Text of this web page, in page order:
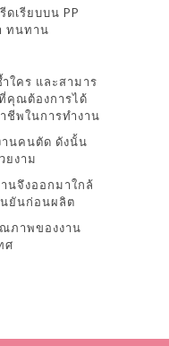
ดเรียบบน PP
ทนทาน
ใคร และสามาร
คุณต้องการได้
ชีพในการทำงาน
านคนตัด ดังนั้น
ยงาม
นจึงออกมาใกล้
นยันก่อนผลิต
ภาพของงาน
ศ